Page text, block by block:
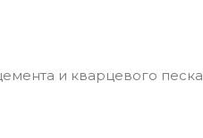
и кварцевого песка